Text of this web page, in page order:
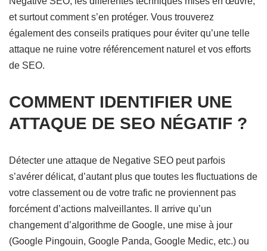
et surtout comment s’en protéger. Vous trouverez
également des conseils pratiques pour éviter qu’une telle
attaque ne ruine votre référencement naturel et vos efforts
de SEO.
COMMENT IDENTIFIER UNE
ATTAQUE DE SEO NÉGATIF ?
Détecter une attaque de Negative SEO peut parfois
s’avérer délicat, d’autant plus que toutes les fluctuations de
votre classement ou de votre trafic ne proviennent pas
forcément d’actions malveillantes. Il arrive qu’un
changement d’algorithme de Google, une mise à jour
(Google Pingouin, Google Panda, Google Medic, etc.) ou